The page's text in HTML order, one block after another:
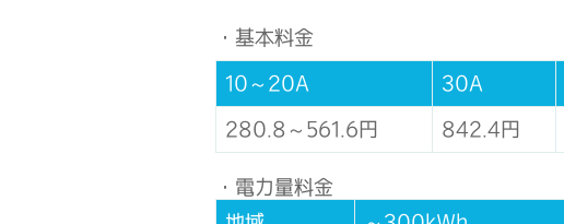
・基本料金
10～20A 30A
280.8～561.6円 842.4円
・電力量料金